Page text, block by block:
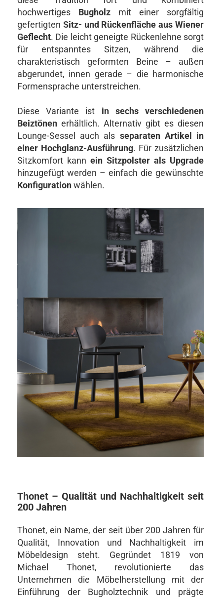
hochwertiges Bugholz mit einer sorgfältig
gefertigten Sitz- und Rückenfläche aus Wiener
Geflecht. Die leicht geneigte Rückenlehne sorgt
für entspanntes Sitzen, während die
charakteristisch geformten Beine – außen
abgerundet, innen gerade – die harmonische
Formensprache unterstreichen.
Diese Variante ist in sechs verschiedenen
Beiztönen erhältlich. Alternativ gibt es diesen
Lounge-Sessel auch als separaten Artikel in
einer Hochglanz-Ausführung. Für zusätzlichen
Sitzkomfort kann ein Sitzpolster als Upgrade
hinzugefügt werden – einfach die gewünschte
Konfigurationwählen.
Thonet – Qualität und Nachhaltigkeit seit
200 Jahren
Thonet, ein Name, der seit über 200 Jahren für
Qualität, Innovation und Nachhaltigkeit im
Möbeldesign steht. Gegründet 1819 von
Michael Thonet, revolutionierte das
Unternehmen die Möbelherstellung mit der
Einführung der Bugholztechnik und prägte